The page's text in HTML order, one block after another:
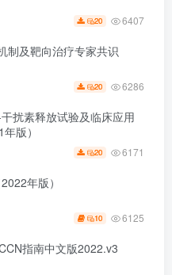
20 6407
制及靶向治疗专家共识
20 6286
扰素释放试验及临床应用
版）
20 6171
年版）
10 6125
指南中文版2022.v3